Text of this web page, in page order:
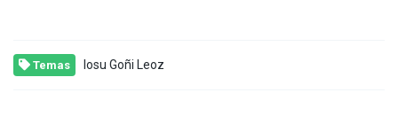
Temas Iosu Goñi Leoz